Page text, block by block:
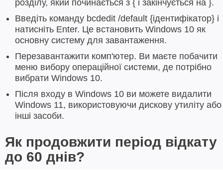
розділу, який починається з { і закінчується на }.
Введіть команду bcdedit /default {ідентифікатор} і
натисніть Enter. Це встановить Windows 10 як
основну систему для завантаження.
Перезавантажити комп'ютер. Ви маєте побачити
меню вибору операційної системи, де потрібно
вибрати Windows 10.
Після входу в Windows 10 ви можете видалити
Windows 11, використовуючи дискову утиліту або
інші засоби.
Як продовжити період відкату
до 60 днів?